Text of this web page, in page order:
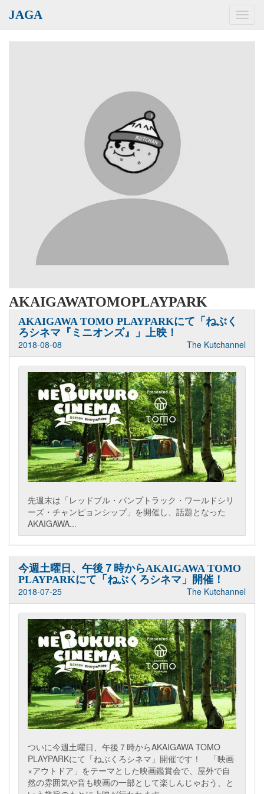
JAGA
AKAIGAWATOMOPLAYPARK
AKAIGAWA TOMO PLAYPARKにて「ねぶく
ろシネマ『ミニオンズ』」上映！
2018-08-08
The Kutchannel
先週末は「レッドブル・パンプトラック・ワールドシリ
ーズ・チャンピョンシップ」を開催し、話題となった
AKAIGAWA...
今週土曜日、午後７時からAKAIGAWA TOMO
PLAYPARKにて「ねぶくろシネマ」開催！
2018-07-25
The Kutchannel
ついに今週土曜日、午後７時からAKAIGAWA TOMO
PLAYPARKにて「ねぶくろシネマ」開催です！ 「映画
×アウトドア」をテーマとした映画鑑賞会で、屋外で自
然の雰囲気や音も映画の一部として楽しんじゃおう、と